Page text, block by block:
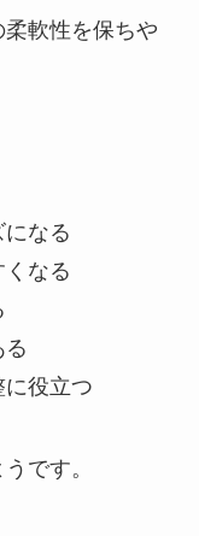
軟性を保ちや
になる
くなる
る
に役立つ
です。